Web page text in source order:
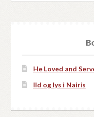
He Loved and
Ild og lys i Nairis